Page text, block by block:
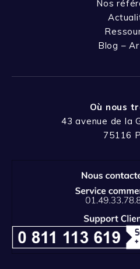
Nos
Blog –
Où nous
43 avenue de la
75116